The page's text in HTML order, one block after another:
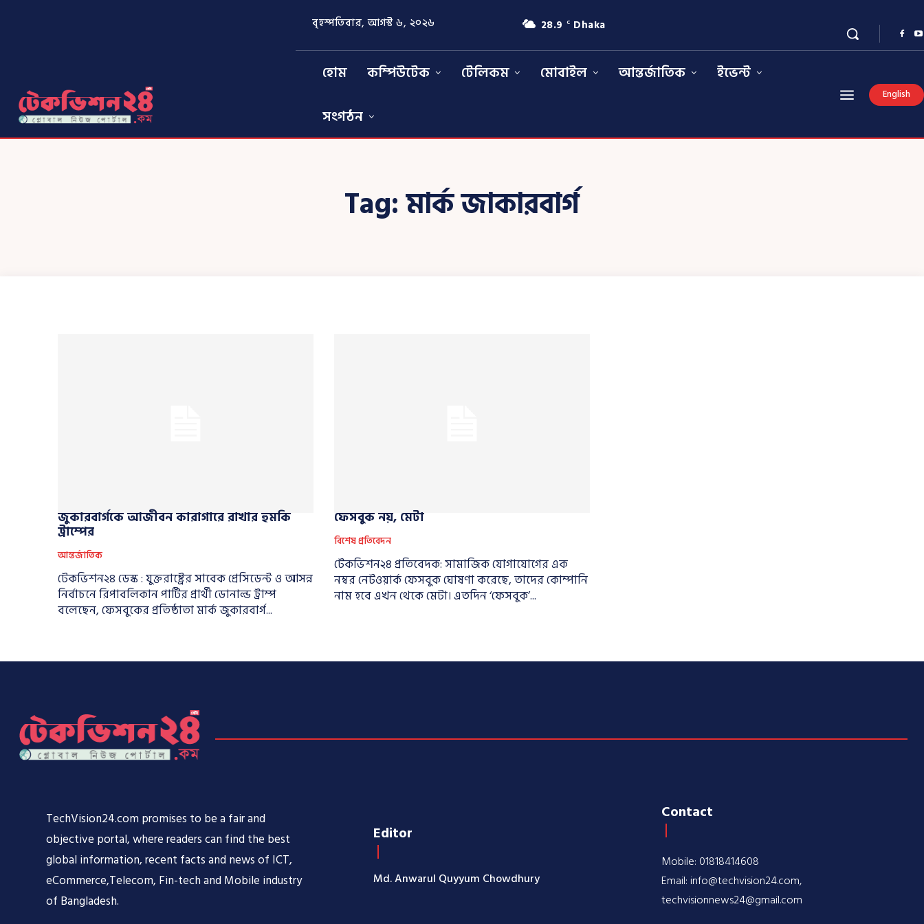
বৃহস্পতিবার, আগস্ট ৬, ২০২৬ 28.9 C Dhaka
হোম কম্পিউটেক টেলিকম মোবাইল আন্তর্জাতিক
ইভেন্ট
সংগঠন
English
Tag:মার্ক জাকারবার্গ
জুকারবার্গকে আজীবন কারাগারে রাখার হুমকি
ট্রাম্পের
আন্তর্জাতিক
টেকভিশন২৪ ডেস্ক : যুক্তরাষ্ট্রের সাবেক প্রেসিডেন্ট ও আসন্ন
নির্বাচনে রিপাবলিকান পার্টির প্রার্থী ডোনাল্ড ট্রাম্প
বলেছেন, ফেসবুকের প্রতিষ্ঠাতা মার্ক জুকারবার্গ...
ফেসবুক নয়, মেটা
বিশেষ প্রতিবেদন
টেকভিশন২৪ প্রতিবেদক: সামাজিক যোগাযোগের এক
নম্বর নেটওয়ার্ক ফেসবুক ঘোষণা করেছে, তাদের কোম্পানি
নাম হবে এখন থেকে মেটা। এতদিন ‘ফেসবুক’...
TechVision24.com promises to be a fair and
objective portal, where readers can find the best
global information, recent facts and news of ICT,
eCommerce,Telecom, Fin-tech and Mobile industry
of Bangladesh.
Editor
Md. Anwarul Quyyum Chowdhury
Contact
Mobile: 01818414608
Email: info@techvision24.com,
techvisionnews24@gmail.com